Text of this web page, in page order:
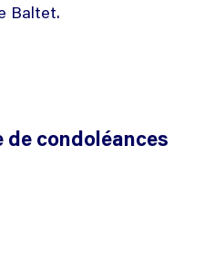
Baltet.
de condoléances